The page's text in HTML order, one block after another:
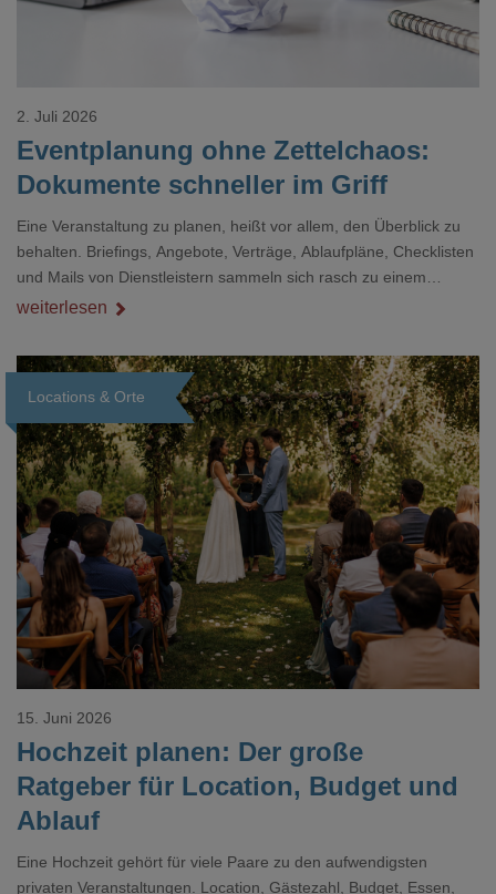
Eventplanung ohne Zettelchaos:
Dokumente schneller im Griff
2. Juli 2026
Eine Veranstaltung zu planen, heißt vor allem, den Überblick zu
behalten. Briefings, Angebote, Verträge, Ablaufpläne, Checklisten
und Mails von Dienstleistern sammeln sich rasch zu einem
unübersichtlichen Stapel. Wer schon einmal kurz vor einem Event
Dokument gesucht hat, kennt das mulmige Gefühl.
weiterlesen
Locations & Orte
Loading...
Hochzeit planen: Der große
Ratgeber für Location, Budget und
Ablauf
15. Juni 2026
Eine Hochzeit gehört für viele Paare zu den aufwendigsten
privaten Veranstaltungen. Location, Gästezahl, Budget, Essen,